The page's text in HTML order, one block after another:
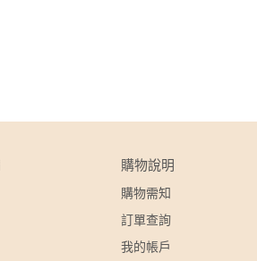
購物說明
購物需知
訂單查詢
我的帳戶